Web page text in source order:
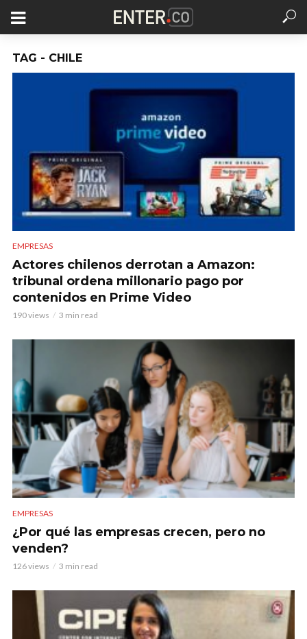
TAG - CHILE
EMPRESAS
Actores chilenos derrotan a Amazon:
tribunal ordena millonario pago por
contenidos en Prime Video
190 views 3 min read
EMPRESAS
¿Por qué las empresas crecen, pero no
venden?
126 views 3 min read